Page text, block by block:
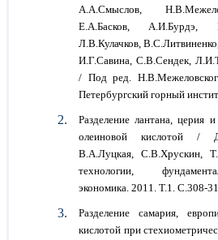
А.А.Смыслов,
Е.А.Басков, А.И.Бурдэ,
Л.В.Кулачков,
И.Г.Савина, С.В.Сендек,
/ Под ред.
Петербургский горный
Разделение лантана, церия
олеиновой кислотой /
В.А.Луцкая, С.В.Хрускин,
технологии,
экономика. 2011. Т.1. С.308-
Разделение самария,
кислотой при